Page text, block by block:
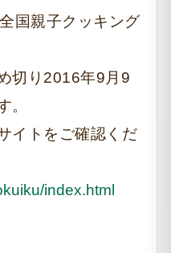
国親子クッキング
切り2016年9月9
。
イトをご確認くだ
index.html